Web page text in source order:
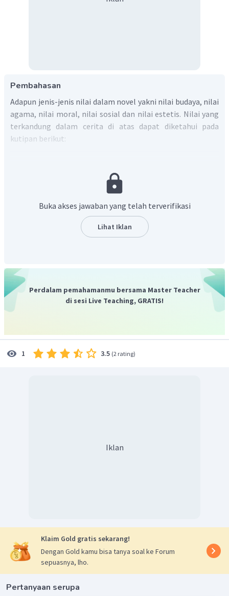
Pembahasan
Adapun jenis-jenis nilai dalam novel yakni nilai budaya, nilai
agama, nilai moral, nilai sosial dan nilai estetis. Nilai yang
terkandung dalam cerita di atas dapat diketahui pada
kutipan berikut:
tak segera sujud pada Bunda.”
“Bunda, ampuni sahaya," kataku mengembik,
Pada kutipan tersebut menunjukkan adanya perilaku sopan
dan etika yang baik yakni nilai moral. Nilai moral/etik
moral.
Dengan demikian, jawaban pertanyaan di atas adalah
“nilai moral”
Buka akses jawaban yang telah terverifikasi
Lihat Iklan
Perdalam pemahamanmu bersama Master Teacher
di sesi Live Teaching, GRATIS!
1 3.5 (2 rating)
Iklan
Klaim Gold gratis sekarang!
Dengan Gold kamu bisa tanya soal ke Forum
sepuasnya, lho.
Pertanyaan serupa